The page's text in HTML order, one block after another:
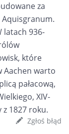
za
Aquisgranum.
latach 936-
które
Aachen warto
pałacową,
XIV-
z 1827 roku.
Zgłoś błąd